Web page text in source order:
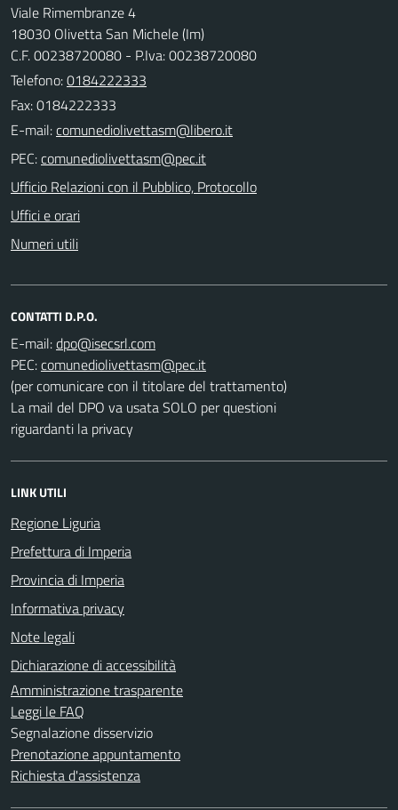
Viale Rimembranze 4
18030 Olivetta San Michele (Im)
C.F. 00238720080 - P.Iva: 00238720080
Telefono:0184222333
Fax: 0184222333
E-mail:
PEC:
Ufficio Relazioni con il Pubblico, Protocollo
Uffici e orari
Numeri utili
CONTATTI D.P.O.
E-mail:
PEC:
(per comunicare con il titolare del trattamento)
La mail del DPO va usata SOLO per questioni
riguardanti la privacy
LINK UTILI
Regione Liguria
Prefettura di Imperia
Provincia di Imperia
Informativa privacy
Note legali
Dichiarazione di accessibilità
Amministrazione trasparente
Leggi le FAQ
Segnalazione disservizio
Prenotazione appuntamento
Richiesta d'assistenza